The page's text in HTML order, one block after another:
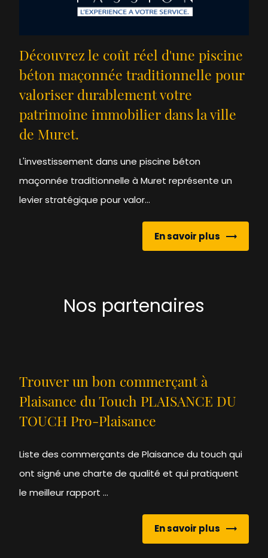
Découvrez le coût réel d'une piscine
béton maçonnée traditionnelle pour
valoriser durablement votre
patrimoine immobilier dans la ville
de Muret.
L'investissement dans une piscine béton
maçonnée traditionnelle à Muret représente un
levier stratégique pour valor...
En savoir plus
Nos partenaires
Trouver un bon commerçant à
Plaisance du Touch PLAISANCE DU
TOUCH Pro-Plaisance
Liste des commerçants de Plaisance du touch qui
ont signé une charte de qualité et qui pratiquent
le meilleur rapport ...
En savoir plus